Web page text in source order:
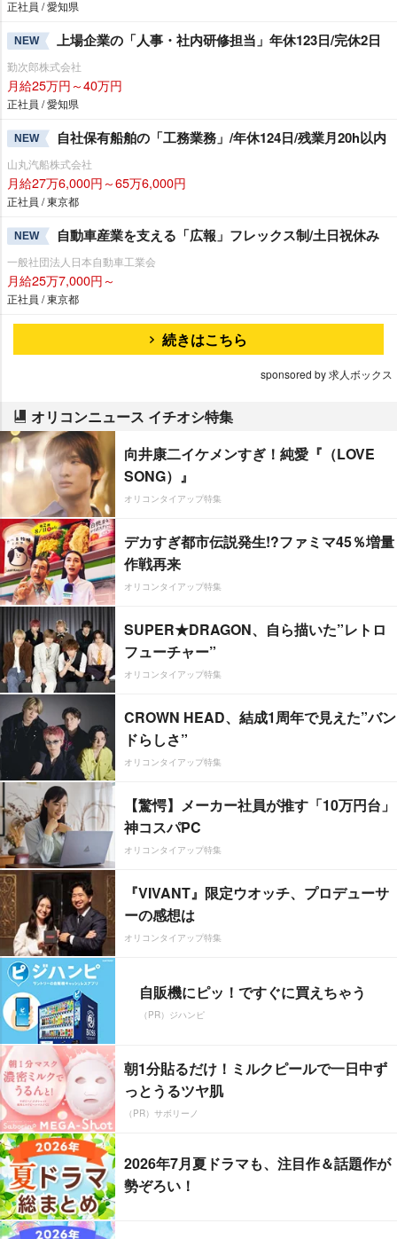
正社員 / 愛知県
NEW 上場企業の「人事・社内研修担当」年休123日/完休2日
勤次郎株式会社
月給25万円～40万円
正社員 / 愛知県
NEW 自社保有船舶の「工務業務」/年休124日/残業月20h以内
山丸汽船株式会社
月給27万6,000円～65万6,000円
正社員 / 東京都
NEW 自動車産業を支える「広報」フレックス制/土日祝休み
一般社団法人日本自動車工業会
月給25万7,000円～
正社員 / 東京都
続きはこちら
sponsored by 求人ボックス
オリコンニュース イチオシ特集
向井康二イケメンすぎ！純愛『（LOVE
SONG）』
オリコンタイアップ特集
デカすぎ都市伝説発生!?ファミマ45％増量
作戦再来
オリコンタイアップ特集
SUPER★DRAGON、自ら描いた”レトロ
フューチャー”
オリコンタイアップ特集
CROWN HEAD、結成1周年で見えた”バン
ドらしさ”
オリコンタイアップ特集
【驚愕】メーカー社員が推す「10万円台」
神コスパPC
オリコンタイアップ特集
『VIVANT』限定ウオッチ、プロデューサ
ーの感想は
オリコンタイアップ特集
自販機にピッ！ですぐに買えちゃう
（PR）ジハンピ
朝1分貼るだけ！ミルクピールで一日中ず
っとうるツヤ肌
（PR）サボリーノ
2026年7月夏ドラマも、注目作＆話題作が
勢ぞろい！